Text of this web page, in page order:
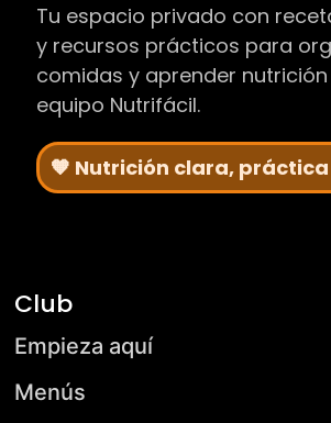
Tu espacio privado con
y recursos prácticos para
comidas y aprender
equipo Nutrifácil.
🧡 Nutrición clara,
Club
Empieza aquí
Menús